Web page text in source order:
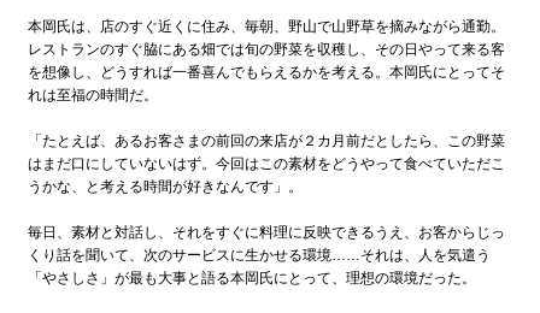
本岡氏は、店のすぐ近くに住み、毎朝、野山で山野草を摘みながら通勤。
レストランのすぐ脇にある畑では旬の野菜を収穫し、その日やって来る客
を想像し、どうすれば一番喜んでもらえるかを考える。本岡氏にとってそ
れは至福の時間だ。
「たとえば、あるお客さまの前回の来店が２カ月前だとしたら、この野菜
はまだ口にしていないはず。今回はこの素材をどうやって食べていただこ
うかな、と考える時間が好きなんです」。
毎日、素材と対話し、それをすぐに料理に反映できるうえ、お客からじっ
くり話を聞いて、次のサービスに生かせる環境……それは、人を気遣う
「やさしさ」が最も大事と語る本岡氏にとって、理想の環境だった。